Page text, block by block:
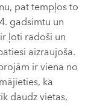
pat tempļos to
gadsimtu un
ļoti radoši un
aizraujoša.
ir viena no
ka
daudz vietas,